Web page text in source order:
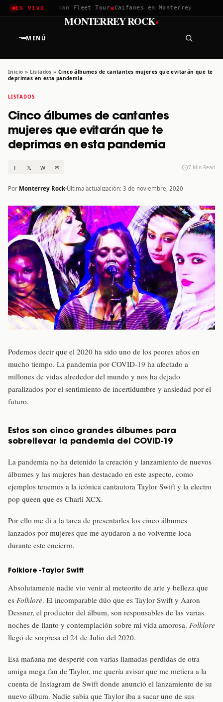
EN VIVO
✱Greta Van Fleet Tour✱Caifanes en Monterrey · 12 Dic
MENÚ
MONTERREY ROCK·
Inicio » Listados » Cinco álbumes de cantantes mujeres que evitarán que te
deprimas en esta pandemia
LISTADOS
Cinco álbumes de cantantes
mujeres que evitarán que te
deprimas en esta pandemia
f 𝕏 W ✉ 7 Min Read
Por Monterrey Rock Última actualización: 3 de noviembre, 2020
Podemos decir que el 2020 ha sido uno de los peores años en
mucho tiempo. La pandemia por COVID-19 ha afectado a
millones de vidas alrededor del mundo y nos ha dejado
paralizados por el sentimiento de incertidumbre y ansiedad por el
futuro.
Estos son cinco grandes álbumes para
sobrellevar la pandemia del COVID-19
La pandemia no ha detenido la creación y lanzamiento de nuevos
álbumes y las mujeres han destacado en este aspecto, como
ejemplos tenemos a la icónica cantautora Taylor Swift y la electro
pop queen que es Charli XCX.
Por ello me di a la tarea de presentarles los cinco álbumes
lanzados por mujeres que me ayudaron a no volverme loca
durante este encierro.
Folklore -Taylor Swift
Absolutamente nadie vio venir al meteorito de arte y belleza que
es Folklore. El incomparable dúo que es Taylor Swift y Aaron
Dessner, el productor del álbum, son responsables de las varias
noches de llanto y contemplación sobre mi vida amorosa. Folklore
llegó de sorpresa el 24 de Julio del 2020.
Esa mañana me desperté con varias llamadas perdidas de otra
amiga mega fan de Taylor, me quería avisar que me metiera a la
cuenta de Instagram de Swift donde anunció el lanzamiento de su
nuevo álbum. Nadie sabía que Taylor iba a sacar uno de sus